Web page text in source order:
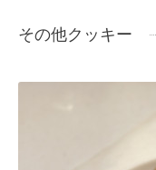
その他クッキー